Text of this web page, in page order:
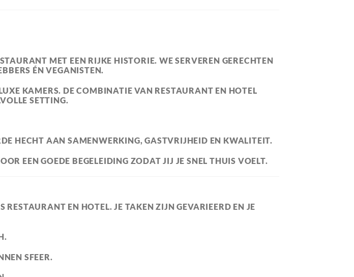
MET EEN RIJKE HISTORIE. WE SERVEREN GERECHTEN
ÉN VEGANISTEN.
KAMERS. DE COMBINATIE VAN RESTAURANT EN HOTEL
SETTING.
HECHT AAN SAMENWERKING, GASTVRIJHEID EN KWALITEIT.
EEN GOEDE BEGELEIDING ZODAT JIJ JE SNEL THUIS VOELT.
EN HOTEL. JE TAKEN ZIJN GEVARIEERD EN JE
SFEER.